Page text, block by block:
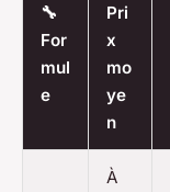
🔧
For
mul
e
Pri
x
mo
ye
n
À